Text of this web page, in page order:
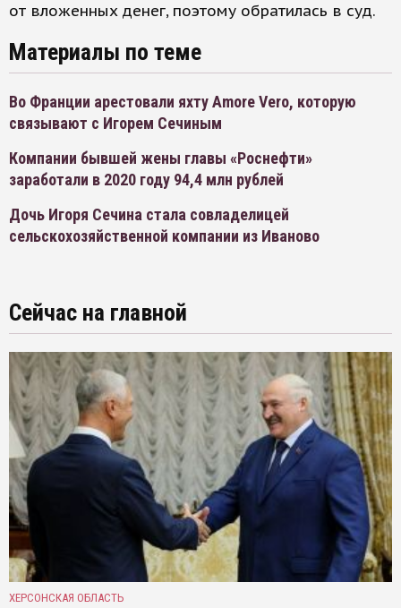
от вложенных денег, поэтому обратилась в суд.
Материалы по теме
Во Франции арестовали яхту Amore Vero, которую
связывают с Игорем Сечиным
Компании бывшей жены главы «Роснефти»
заработали в 2020 году 94,4 млн рублей
Дочь Игоря Сечина стала совладелицей
сельскохозяйственной компании из Иваново
Сейчас на главной
ХЕРСОНСКАЯ ОБЛАСТЬ